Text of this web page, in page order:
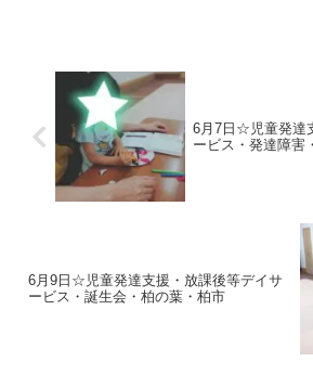
6月7日☆児童発達
ービス・発達障害
6月9日☆児童発達支援・放課後等デイサ
ービス・誕生会・柏の葉・柏市